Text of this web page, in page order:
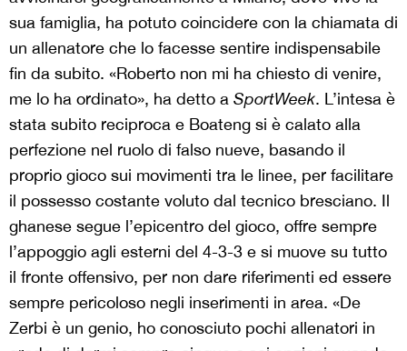
sua famiglia, ha potuto coincidere con la chiamata di
un allenatore che lo facesse sentire indispensabile
fin da subito. «Roberto non mi ha chiesto di venire,
me lo ha ordinato», ha detto a SportWeek. L’intesa è
stata subito reciproca e Boateng si è calato alla
perfezione nel ruolo di falso nueve, basando il
proprio gioco sui movimenti tra le linee, per facilitare
il possesso costante voluto dal tecnico bresciano. Il
ghanese segue l’epicentro del gioco, offre sempre
l’appoggio agli esterni del 4-3-3 e si muove su tutto
il fronte offensivo, per non dare riferimenti ed essere
sempre pericoloso negli inserimenti in area. «De
Zerbi è un genio, ho conosciuto pochi allenatori in